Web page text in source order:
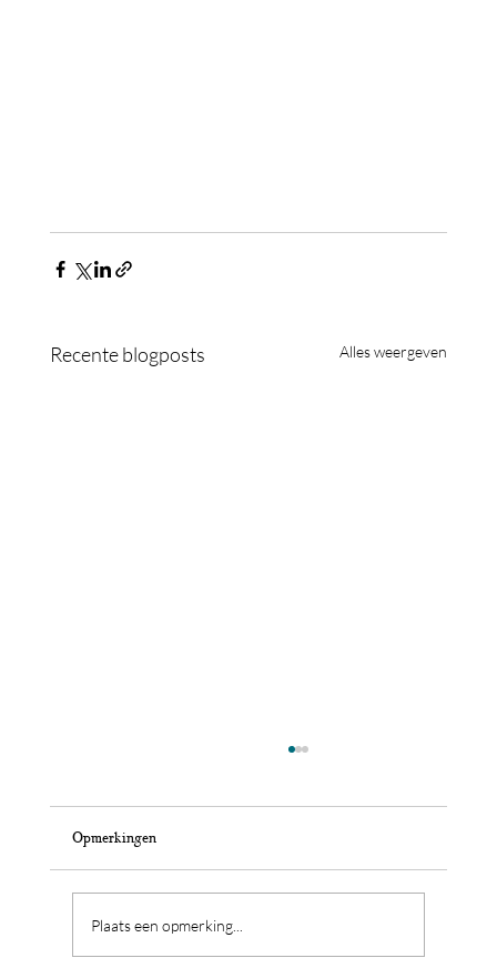
Recente blogposts Alles weergeven
Opmerkingen
Plaats een opmerking...